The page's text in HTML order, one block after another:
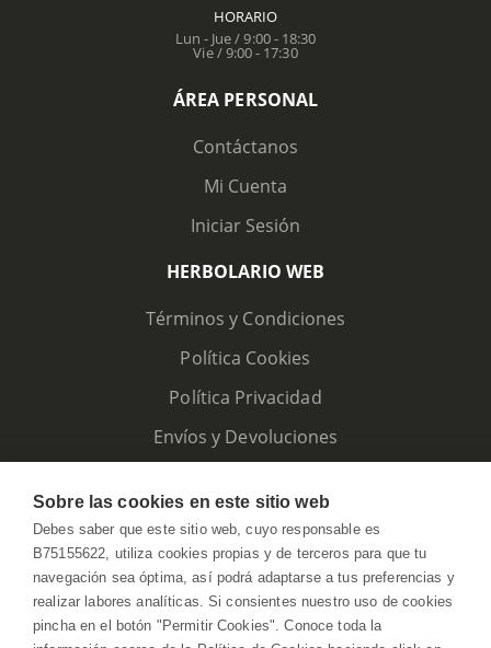
HORARIO
Lun - Jue / 9:00 - 18:30
Vie / 9:00 - 17:30
ÁREA PERSONAL
Contáctanos
Mi Cuenta
Iniciar Sesión
HERBOLARIO WEB
Términos y Condiciones
Política Cookies
Política Privacidad
Envíos y Devoluciones
Sobre las cookies en este sitio web
Debes saber que este sitio web, cuyo responsable es
B75155622, utiliza cookies propias y de terceros para que tu
navegación sea óptima, así podrá adaptarse a tus preferencias y
realizar labores analíticas. Si consientes nuestro uso de cookies
pincha en el botón "Permitir Cookies". Conoce toda la